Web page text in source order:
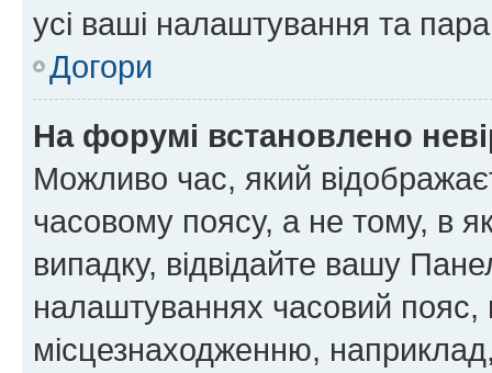
усі ваші налаштування та
Догори
На форумі встановлено
Можливо час, який
часовому поясу, а не тому, в
випадку, відвідайте вашу
налаштуваннях часовий пояс,
місцезнаходженню,